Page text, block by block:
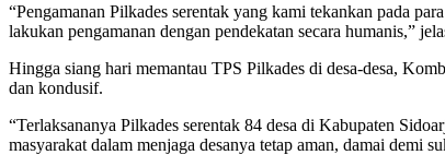
“Pengamanan Pilkades serentak yang kami tekankan pada
lakukan pengamanan dengan pendekatan secara humanis,”
Hingga siang hari memantau TPS Pilkades di desa-desa,
dan kondusif.
“Terlaksananya Pilkades serentak 84 desa di Kabupaten
masyarakat dalam menjaga desanya tetap aman, damai demi